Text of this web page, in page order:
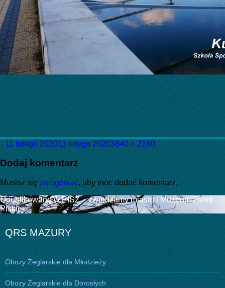
Data
11 lutego 202011 lutego 2020Pełny
3840 × 2160
Dodaj komentarz
Musisz się zalogować, aby móc dodać komentarz.
Nawigacja
wpisu
Opublikowano wPISZ – zwiedzamy miasto i Muzeum Ziemi
Piskiej
QRS MAZURY
Obozy Żeglarskie dla Młodzieży
Obozy Żeglarskie dla Dorosłych